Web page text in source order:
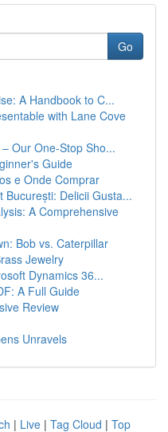
Go
A Handbook to C...
with Lane Cove
Our One-Stop Sho...
Guide
e Onde Comprar
București: Delicii Gusta...
A Comprehensive
Bob vs. Caterpillar
Jewelry
Dynamics 36...
A Full Guide
Review
Unravels
| Live | Tag Cloud | Top